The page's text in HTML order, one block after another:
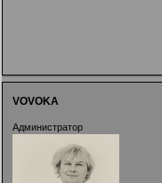
VOVOKA
Администратор